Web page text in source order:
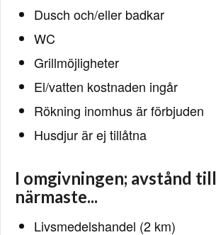
Dusch och/eller badkar
WC
Grillmöjligheter
El/vatten kostnaden ingår
Rökning inomhus är förbjuden
Husdjur är ej tillåtna
I omgivningen; avstånd till
närmaste...
Livsmedelshandel (2 km)